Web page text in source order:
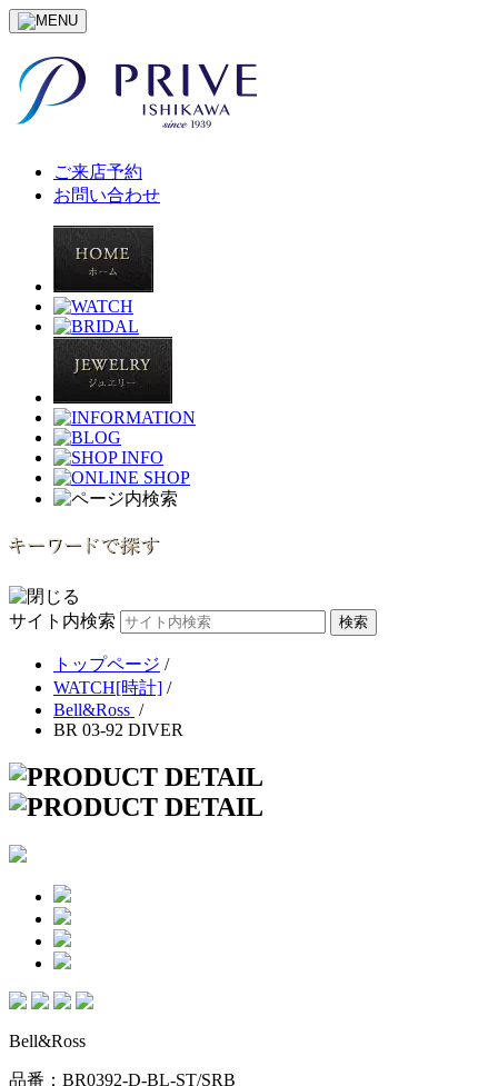
ご来店予約
お問い合わせ
サイト内検索
トップページ /
WATCH[時計] /
Bell&Ross /
BR 03-92 DIVER
Bell&Ross
品番：BR0392-D-BL-ST/SRB